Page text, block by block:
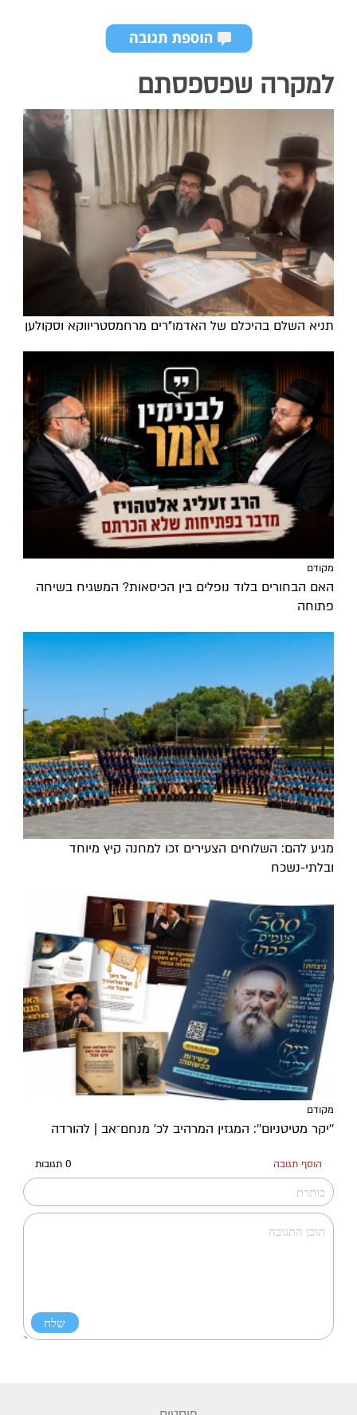
למקרה שפספסתם
תניא השלם בהיכלם של האדמו"רים מרחמסטריווקא וסקולען
מקודם
האם הבחורים בלוד נופלים בין הכיסאות? המשגיח בשיחה
פתוחה
מגיע להם: השלוחים הצעירים זכו למחנה קיץ מיוחד
ובלתי-נשכח
מקודם
''יקר מטיטניום'': המגזין המרהיב לכ’ מנחם־אב | להורדה
הוסף תגובה 0 תגובות